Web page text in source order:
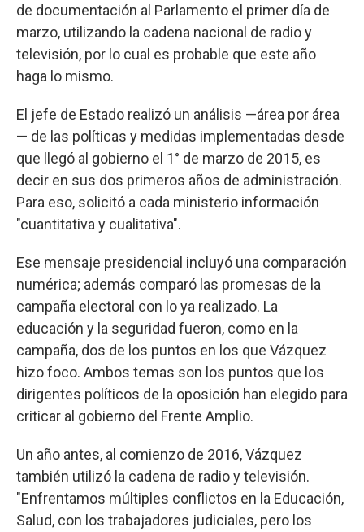
de documentación al Parlamento el primer día de
marzo, utilizando la cadena nacional de radio y
televisión, por lo cual es probable que este año
haga lo mismo.
El jefe de Estado realizó un análisis —área por área
— de las políticas y medidas implementadas desde
que llegó al gobierno el 1° de marzo de 2015, es
decir en sus dos primeros años de administración.
Para eso, solicitó a cada ministerio información
"cuantitativa y cualitativa".
Ese mensaje presidencial incluyó una comparación
numérica; además comparó las promesas de la
campaña electoral con lo ya realizado. La
educación y la seguridad fueron, como en la
campaña, dos de los puntos en los que Vázquez
hizo foco. Ambos temas son los puntos que los
dirigentes políticos de la oposición han elegido para
criticar al gobierno del Frente Amplio.
Un año antes, al comienzo de 2016, Vázquez
también utilizó la cadena de radio y televisión.
"Enfrentamos múltiples conflictos en la Educación,
Salud, con los trabajadores judiciales, pero los